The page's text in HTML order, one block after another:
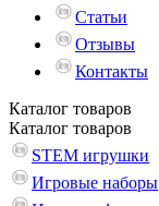
Статьи
Отзывы
Контакты
Каталог товаров
Каталог товаров
STEM игрушки
Игровые наборы